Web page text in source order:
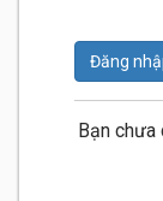
Đăng
Bạn